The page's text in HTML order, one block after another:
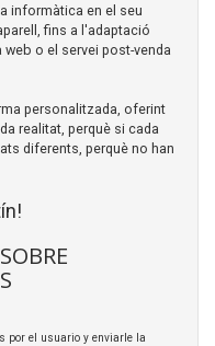
informàtica en el seu
fins a l'adaptació
o el servei post-venda
personalitzada, oferint
realitat, perquè si cada
diferents, perquè no han
por el usuario y enviarle la